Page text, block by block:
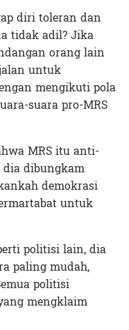
diri toleran dan
tidak adil? Jika
orang lain
untuk
mengikuti pola
suara pro-MRS
MRS itu anti-
dibungkam
demokrasi
untuk
politisi lain, dia
paling mudah,
politisi
mengklaim